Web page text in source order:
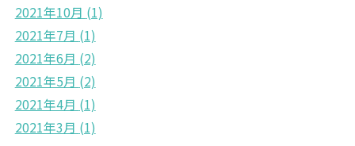
2021年10月 (1)
2021年7月 (1)
2021年6月 (2)
2021年5月 (2)
2021年4月 (1)
2021年3月 (1)